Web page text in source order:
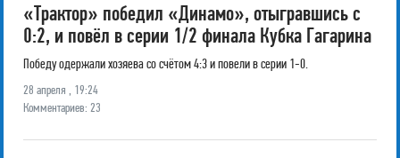
«Трактор» победил «Динамо», отыгравшись с
0:2, и повёл в серии 1/2 финала Кубка Гагарина
Победу одержали хозяева со счётом 4:3 и повели в серии 1-0.
28 апреля , 19:24
Комментариев: 23